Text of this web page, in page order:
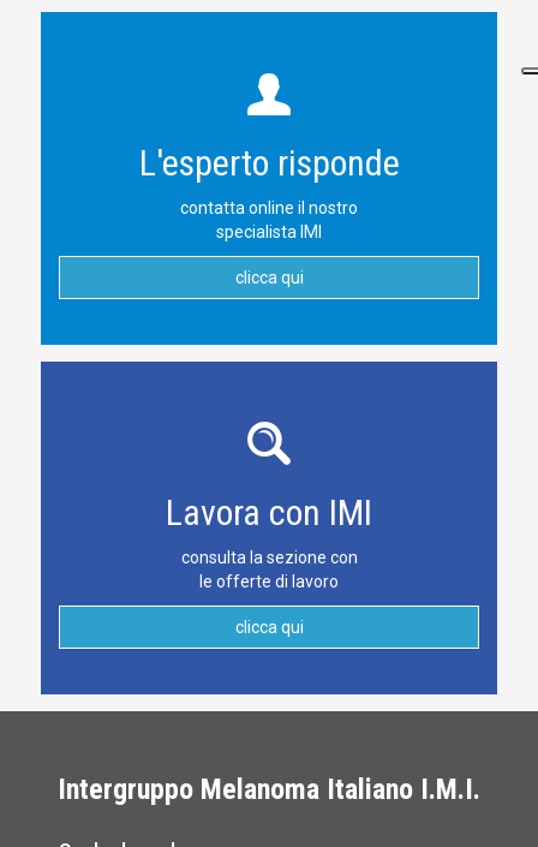
L'esperto risponde
contatta online il nostro
specialista IMI
clicca qui
Lavora con IMI
consulta la sezione con
le offerte di lavoro
clicca qui
Intergruppo Melanoma Italiano I.M.I.